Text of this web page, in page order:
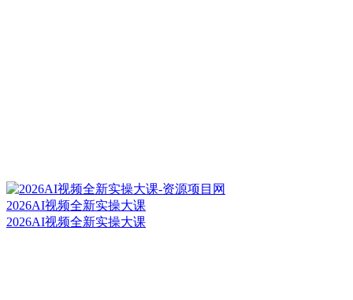
2026AI视频全新实操大课
2026AI视频全新实操大课